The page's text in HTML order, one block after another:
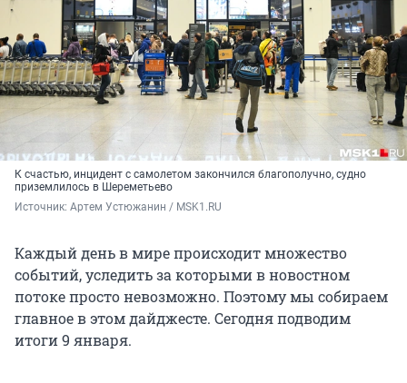
К счастью, инцидент с самолетом закончился благополучно, судно
приземлилось в Шереметьево
Источник: Артем Устюжанин / MSK1.RU
Каждый день в мире происходит множество
событий, уследить за которыми в новостном
потоке просто невозможно. Поэтому мы собираем
главное в этом дайджесте. Сегодня подводим
итоги 9 января.